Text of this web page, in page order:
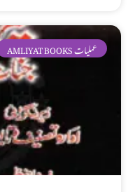
AMLIYAT BOOKS عملیات